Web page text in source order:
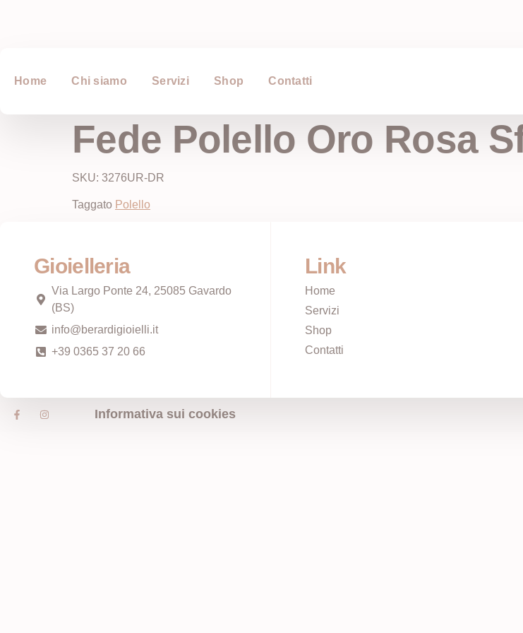
Home Chi siamo Servizi Shop Contatti
Fede Polello Oro Rosa
SKU: 3276UR-DR
Taggato Polello
Gioielleria
Via Largo Ponte 24, 25085 Gavardo
(BS)
info@berardigioielli.it
+39 0365 37 20 66
Link
Home
Servizi
Shop
Contatti
Informativa sui cookies